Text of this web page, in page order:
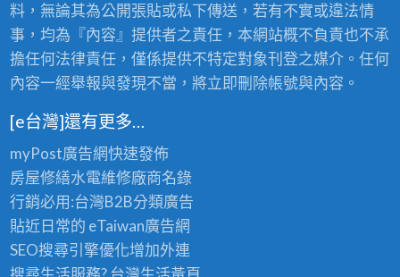
料，無論其為公開張貼或私下傳送，若有不實或違法情
事，均為『內容』提供者之責任，本網站概不負責也不承
擔任何法律責任，僅係提供不特定對象刊登之媒介。任何
內容一經舉報與發現不當，將立即刪除帳號與內容。
[e台灣]還有更多…
myPost廣告網快速發佈
房屋修繕水電維修廠商名錄
行銷必用:台灣B2B分類廣告
貼近日常的 eTaiwan廣告網
SEO搜尋引擎優化增加外連